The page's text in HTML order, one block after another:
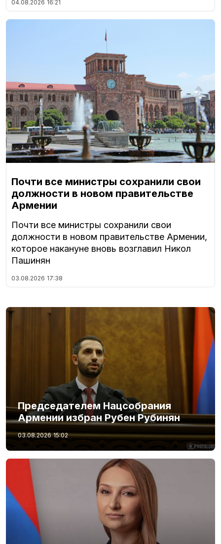
04.08.2026 16:21
Почти все министры сохранили свои
должности в новом правительстве
Армении
Почти все министры сохранили свои
должности в новом правительстве Армении,
которое накануне вновь возглавил Никол
Пашинян
03.08.2026 17:38
Председателем Нацсобрания
Армении избран Рубен Рубинян
03.08.2026 15:02